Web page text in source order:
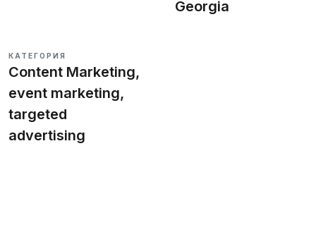
Georgia
КАТЕГОРИЯ
Content Marketing,
event marketing,
targeted
advertising